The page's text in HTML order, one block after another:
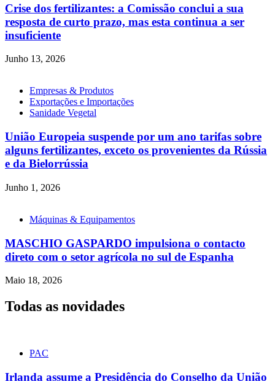
Crise dos fertilizantes: a Comissão conclui a sua
resposta de curto prazo, mas esta continua a ser
insuficiente
Junho 13, 2026
Empresas & Produtos
Exportações e Importações
Sanidade Vegetal
União Europeia suspende por um ano tarifas sobre
alguns fertilizantes, exceto os provenientes da Rússia
e da Bielorrússia
Junho 1, 2026
Máquinas & Equipamentos
MASCHIO GASPARDO impulsiona o contacto
direto com o setor agrícola no sul de Espanha
Maio 18, 2026
Todas as novidades
PAC
Irlanda assume a Presidência do Conselho da União